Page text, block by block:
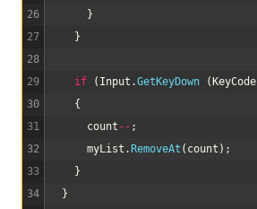
26
27
28
29
30
31
32
33
34
}
}
if ( Input .GetKeyDown ( KeyCode
{
count -- ;
myList . RemoveAt ( count ) ;
}
}